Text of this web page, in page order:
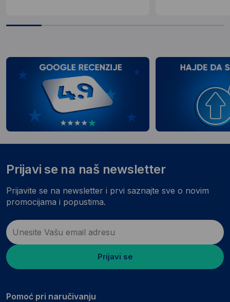
Prijavi se na naš newsletter
Prijavite se na newsletter i prvi saznajte sve o novim
promocijama i popustima.
Prijavi se
Pomoć pri naručivanju